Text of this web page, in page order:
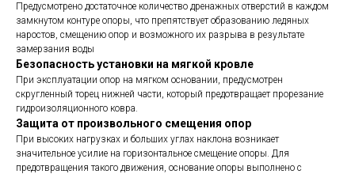
Предусмотрено достаточное количество дренажных отверстий в каждом
замкнутом контуре опоры, что препятствует образованию ледяных
наростов, смещению опор и возможного их разрыва в результате
замерзания воды
Безопасность установки на мягкой кровле
При эксплуатации опор на мягком основании, предусмотрен
скругленный торец нижней части, который предотвращает прорезание
гидроизоляционного ковра.
Защита от произвольного смещения опор
При высоких нагрузках и больших углах наклона возникает
значительное усилие на горизонтальное смещение опоры. Для
предотвращения такого движения, основание опоры выполнено с